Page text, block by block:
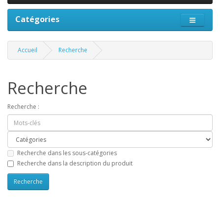
Catégories
Accueil Recherche
Recherche
Recherche :
Recherche dans les sous-catégories
Recherche dans la description du produit